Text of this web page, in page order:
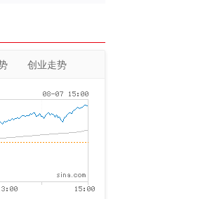
创业走势